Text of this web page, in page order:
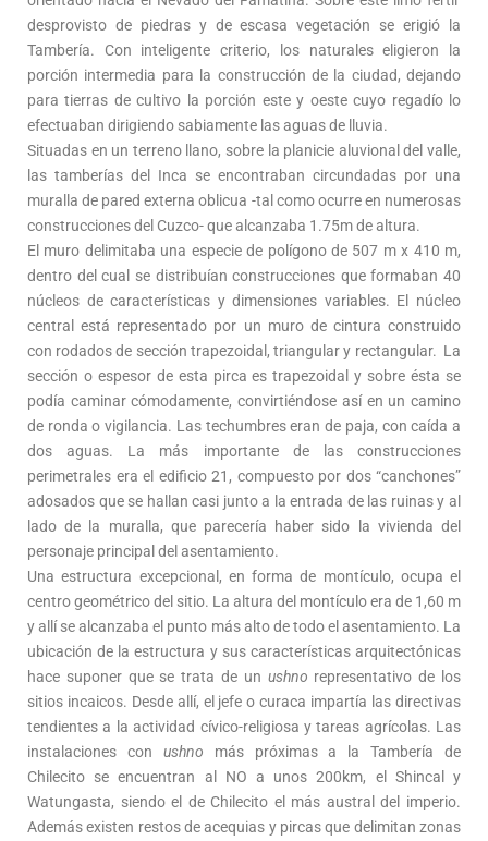
desprovisto de piedras y de escasa vegetación se erigió la
Tambería. Con inteligente criterio, los naturales eligieron la
porción intermedia para la construcción de la ciudad, dejando
para tierras de cultivo la porción este y oeste cuyo regadío lo
efectuaban dirigiendo sabiamente las aguas de lluvia.
Situadas en un terreno llano, sobre la planicie aluvional del valle,
las tamberías del Inca se encontraban circundadas por una
muralla de pared externa oblicua -tal como ocurre en numerosas
construcciones del Cuzco- que alcanzaba 1.75m de altura.
El muro delimitaba una especie de polígono de 507 m x 410 m,
dentro del cual se distribuían construcciones que formaban 40
núcleos de características y dimensiones variables. El núcleo
central está representado por un muro de cintura construido
con rodados de sección trapezoidal, triangular y rectangular. La
sección o espesor de esta pirca es trapezoidal y sobre ésta se
podía caminar cómodamente, convirtiéndose así en un camino
de ronda o vigilancia. Las techumbres eran de paja, con caída a
dos aguas. La más importante de las construcciones
perimetrales era el edificio 21, compuesto por dos “canchones”
adosados que se hallan casi junto a la entrada de las ruinas y al
lado de la muralla, que parecería haber sido la vivienda del
personaje principal del asentamiento.
Una estructura excepcional, en forma de montículo, ocupa el
centro geométrico del sitio. La altura del montículo era de 1,60 m
y allí se alcanzaba el punto más alto de todo el asentamiento. La
ubicación de la estructura y sus características arquitectónicas
hace suponer que se trata de un ushno representativo de los
sitios incaicos. Desde allí, el jefe o curaca impartía las directivas
tendientes a la actividad cívico-religiosa y tareas agrícolas. Las
instalaciones con ushno más próximas a la Tambería de
Chilecito se encuentran al NO a unos 200km, el Shincal y
Watungasta, siendo el de Chilecito el más austral del imperio.
Además existen restos de acequias y pircas que delimitan zonas